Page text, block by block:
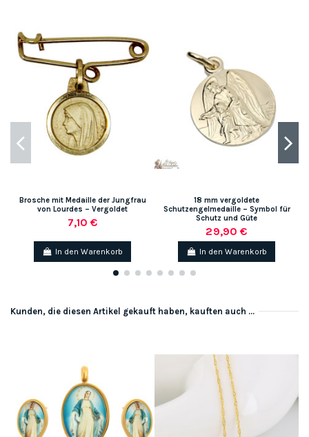
Brosche mit Medaille der Jungfrau
von Lourdes – Vergoldet
7,10 €
In den Warenkorb
18 mm vergoldete
Schutzengelmedaille – Symbol für
Schutz und Güte
29,90 €
In den Warenkorb
Kunden, die diesen Artikel gekauft haben, kauften auch ...